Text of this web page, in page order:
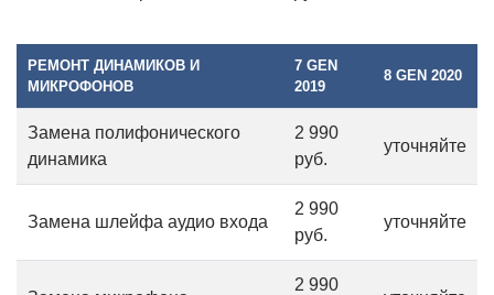
РЕМОНТ ДИНАМИКОВ И
МИКРОФОНОВ
7 GEN
2019
8 GEN 2020
Замена полифонического
динамика
2 990
руб.
уточняйте
Замена шлейфа аудио входа
2 990
руб.
уточняйте
2 990